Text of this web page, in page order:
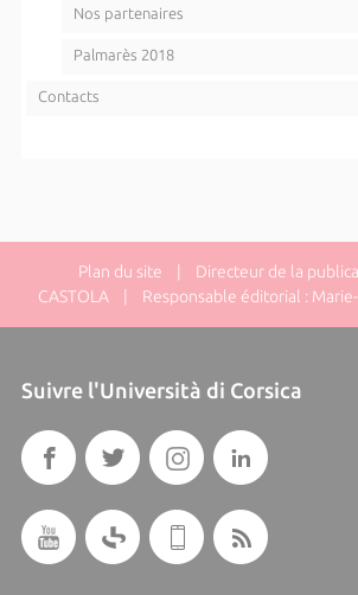
Nos partenaires
Palmarès 2018
Contacts
Plan du site | Directeur de la
CASTOLA | Responsable éditorial : Marie-
Suivre l'Università di Corsica